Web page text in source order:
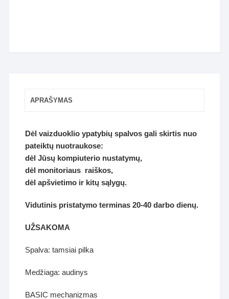
APRAŠYMAS
Dėl vaizduoklio ypatybių spalvos gali skirtis nuo
pateiktų nuotraukose:
dėl Jūsų kompiuterio nustatymų,
dėl monitoriaus raiškos,
dėl apšvietimo ir kitų sąlygų.
Vidutinis pristatymo terminas 20-40 darbo dienų.
UŽSAKOMA
Spalva: tamsiai pilka
Medžiaga: audinys
BASIC mechanizmas